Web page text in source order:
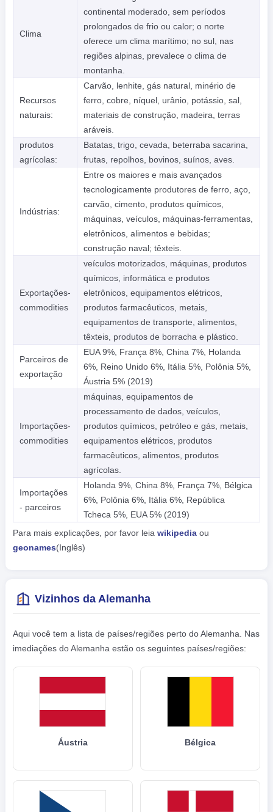
Clima
continental moderado, sem períodos
prolongados de frio ou calor; o norte
oferece um clima marítimo; no sul, nas
regiões alpinas, prevalece o clima de
montanha.
Recursos
naturais:
Carvão, lenhite, gás natural, minério de
ferro, cobre, níquel, urânio, potássio, sal,
materiais de construção, madeira, terras
aráveis.
produtos
agrícolas:
Batatas, trigo, cevada, beterraba sacarina,
frutas, repolhos, bovinos, suínos, aves.
Indústrias:
Entre os maiores e mais avançados
tecnologicamente produtores de ferro, aço,
carvão, cimento, produtos químicos,
máquinas, veículos, máquinas-ferramentas,
eletrônicos, alimentos e bebidas;
construção naval; têxteis.
Exportações-
commodities
veículos motorizados, máquinas, produtos
químicos, informática e produtos
eletrônicos, equipamentos elétricos,
produtos farmacêuticos, metais,
equipamentos de transporte, alimentos,
têxteis, produtos de borracha e plástico.
Parceiros de
exportação
EUA 9%, França 8%, China 7%, Holanda
6%, Reino Unido 6%, Itália 5%, Polônia 5%,
Áustria 5% (2019)
Importações-
commodities
máquinas, equipamentos de
processamento de dados, veículos,
produtos químicos, petróleo e gás, metais,
equipamentos elétricos, produtos
farmacêuticos, alimentos, produtos
agrícolas.
Importações
- parceiros
Holanda 9%, China 8%, França 7%, Bélgica
6%, Polônia 6%, Itália 6%, República
Tcheca 5%, EUA 5% (2019)
Para mais explicações, por favor leia wikipediaou
geonames(Inglês)
Vizinhos da Alemanha
Aqui você tem a lista de países/regiões perto do Alemanha. Nas
imediações do Alemanha estão os seguintes países/regiões:
Áustria Bélgica